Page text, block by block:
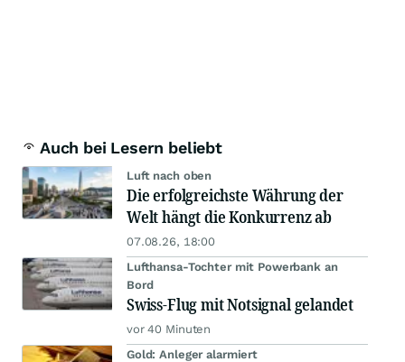
Auch bei Lesern beliebt
Luft nach oben
Die erfolgreichste Währung der
Welt hängt die Konkurrenz ab
07.08.26, 18:00
Lufthansa-Tochter mit Powerbank an
Bord
Swiss-Flug mit Notsignal gelandet
vor 40 Minuten
Gold: Anleger alarmiert